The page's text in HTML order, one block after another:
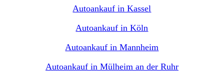
Autoankauf in Kassel
Autoankauf in Köln
Autoankauf in Mannheim
Autoankauf in Mülheim an der Ruhr